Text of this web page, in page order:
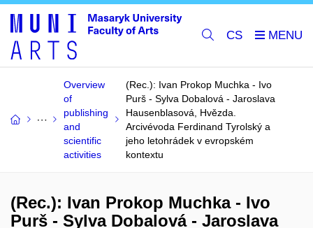
CS
Overview
of
publishing
and
scientific
activities
(Rec.): Ivan Prokop Muchka - Ivo
Purš - Sylva Dobalová - Jaroslava
Hausenblasová, Hvězda.
Arcivévoda Ferdinand Tyrolský a
jeho letohrádek v evropském
kontextu
(Rec.): Ivan Prokop Muchka - Ivo
Purš - Sylva Dobalová - Jaroslava